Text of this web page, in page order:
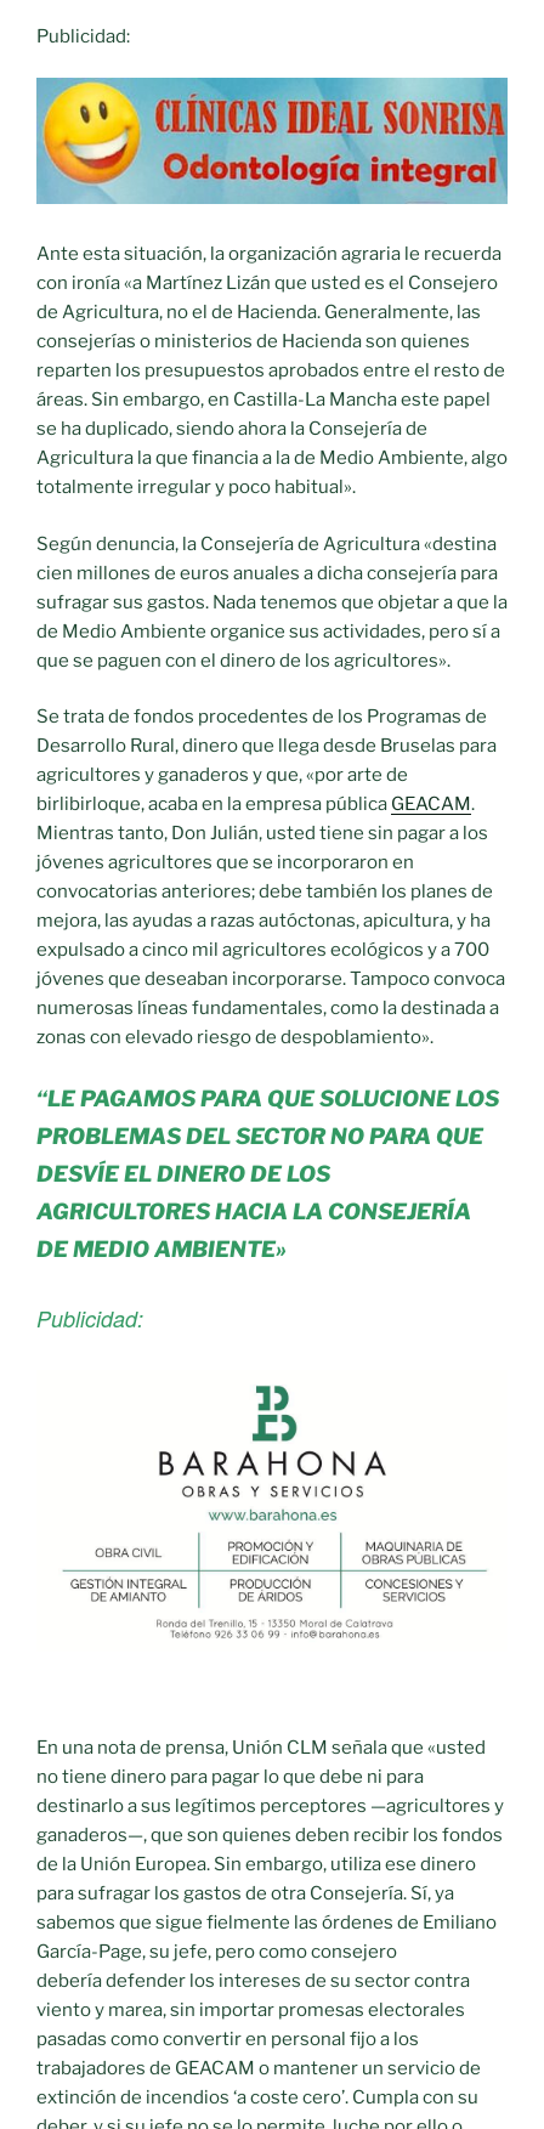
Publicidad:
Ante esta situación, la organización agraria le recuerda
con ironía «a Martínez Lizán que usted es el Consejero
de Agricultura, no el de Hacienda. Generalmente, las
consejerías o ministerios de Hacienda son quienes
reparten los presupuestos aprobados entre el resto de
áreas. Sin embargo, en Castilla-La Mancha este papel
se ha duplicado, siendo ahora la Consejería de
Agricultura la que financia a la de Medio Ambiente, algo
totalmente irregular y poco habitual».
Según denuncia, la Consejería de Agricultura «destina
cien millones de euros anuales a dicha consejería para
sufragar sus gastos. Nada tenemos que objetar a que la
de Medio Ambiente organice sus actividades, pero sí a
que se paguen con el dinero de los agricultores».
Se trata de fondos procedentes de los Programas de
Desarrollo Rural, dinero que llega desde Bruselas para
agricultores y ganaderos y que, «por arte de
birlibirloque, acaba en la empresa pública GEACAM.
Mientras tanto, Don Julián, usted tiene sin pagar a los
jóvenes agricultores que se incorporaron en
convocatorias anteriores; debe también los planes de
mejora, las ayudas a razas autóctonas, apicultura, y ha
expulsado a cinco mil agricultores ecológicos y a 700
jóvenes que deseaban incorporarse. Tampoco convoca
numerosas líneas fundamentales, como la destinada a
zonas con elevado riesgo de despoblamiento».
“LE PAGAMOS PARA QUE SOLUCIONE LOS
PROBLEMAS DEL SECTOR NO PARA QUE
DESVÍE EL DINERO DE LOS
AGRICULTORES HACIA LA CONSEJERÍA
DE MEDIO AMBIENTE»
Publicidad:
En una nota de prensa, Unión CLM señala que «usted
no tiene dinero para pagar lo que debe ni para
destinarlo a sus legítimos perceptores —agricultores y
ganaderos—, que son quienes deben recibir los fondos
de la Unión Europea. Sin embargo, utiliza ese dinero
para sufragar los gastos de otra Consejería. Sí, ya
sabemos que sigue fielmente las órdenes de Emiliano
García-Page, su jefe, pero como consejero
debería defender los intereses de su sector contra
viento y marea, sin importar promesas electorales
pasadas como convertir en personal fijo a los
trabajadores de GEACAM o mantener un servicio de
extinción de incendios ‘a coste cero’. Cumpla con su